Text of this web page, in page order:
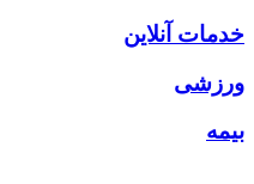
خدمات آنلاین
ورزشی
بیمه